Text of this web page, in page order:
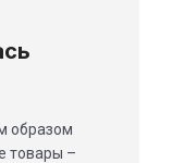
образом
товары –